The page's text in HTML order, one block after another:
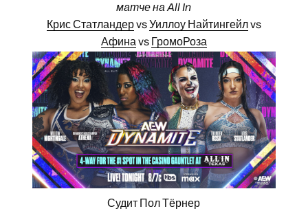
матче на All In
Крис СтатландерvsУиллоу Найтингейлvs
Афина vs ГромоРоза
Судит Пол Тёрнер